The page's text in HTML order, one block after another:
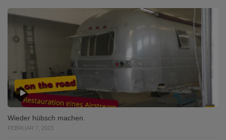
Wieder hübsch machen.
FEBRUAR 7, 2023